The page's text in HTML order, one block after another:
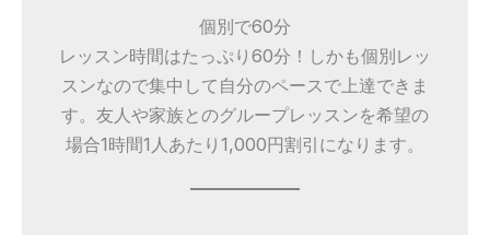
個別で60分
レッスン時間はたっぷり60分！しかも個別レッ
スンなので集中して自分のペースで上達できま
す。友人や家族とのグループレッスンを希望の
場合1時間1人あたり1,000円割引になります。